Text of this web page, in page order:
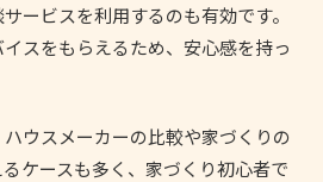
ービスを利用するのも有効です。
スをもらえるため、安心感を持っ
ウスメーカーの比較や家づくりの
ケースも多く、家づくり初心者で